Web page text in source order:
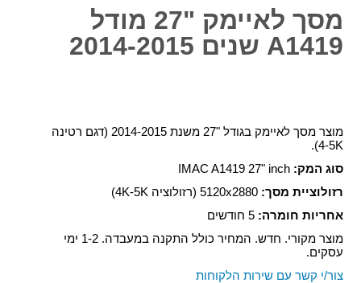
מסך לאיימק "27 מודל
A1419 שנים 2014-2015
מוצר מסך לאיימק בגודל "27 משנת 2014-2015 (דגם רטינה
4-5K).
סוג המק: IMAC A1419 27" inch
רזולוציית מסך:5120x2880 (רזולוציה 4K-5K)
אחריות חומרה: 5 חודשים
מוצר מקורי. חדש. המחיר כולל התקנה במעבדה. 1-2 ימי
עסקים.
צור/י קשר עם שירות הלקוחות